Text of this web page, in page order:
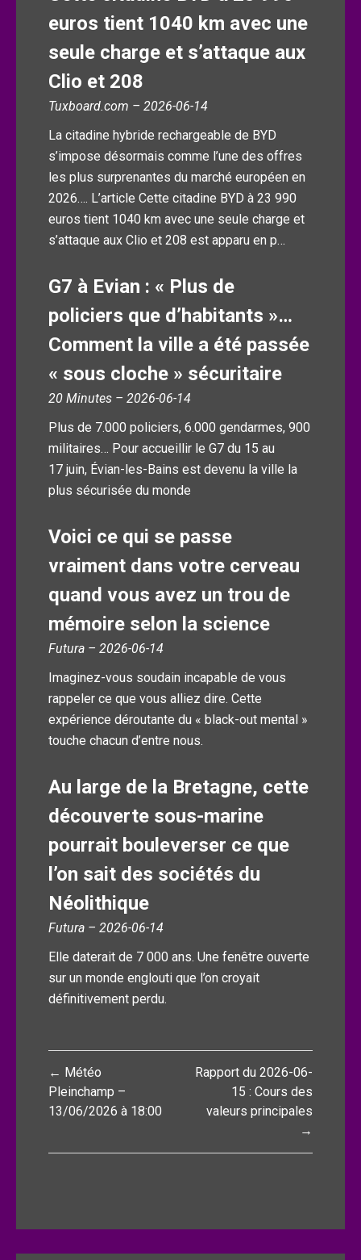
euros tient 1040 km avec une
seule charge et s’attaque aux
Clio et 208
Tuxboard.com – 2026-06-14
La citadine hybride rechargeable de BYD
s’impose désormais comme l’une des offres
les plus surprenantes du marché européen en
2026…. L’article Cette citadine BYD à 23 990
euros tient 1040 km avec une seule charge et
s’attaque aux Clio et 208 est apparu en p…
G7 à Evian : « Plus de
policiers que d’habitants »…
Comment la ville a été passée
« sous cloche » sécuritaire
20 Minutes – 2026-06-14
Plus de 7.000 policiers, 6.000 gendarmes, 900
militaires… Pour accueillir le G7 du 15 au
17 juin, Évian-les-Bains est devenu la ville la
plus sécurisée du monde
Voici ce qui se passe
vraiment dans votre cerveau
quand vous avez un trou de
mémoire selon la science
Futura – 2026-06-14
Imaginez-vous soudain incapable de vous
rappeler ce que vous alliez dire. Cette
expérience déroutante du « black-out mental »
touche chacun d’entre nous.
Au large de la Bretagne, cette
découverte sous-marine
pourrait bouleverser ce que
l’on sait des sociétés du
Néolithique
Futura – 2026-06-14
Elle daterait de 7 000 ans. Une fenêtre ouverte
sur un monde englouti que l’on croyait
définitivement perdu.
Navigation
de
← Météo
Pleinchamp –
13/06/2026 à 18:00
Rapport du 2026-06-
15 : Cours des
valeurs principales
→